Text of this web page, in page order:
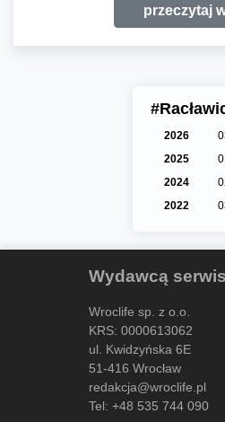
przeczytaj
2026
2025
2024
2022
Wydawcą
Wroclife sp. z o.o.
KRS: 0000613062
ul. Kwidzyńska 6E
51-416 Wrocław
redakcja@wroclife.pl
Tel: +48 535 744 090